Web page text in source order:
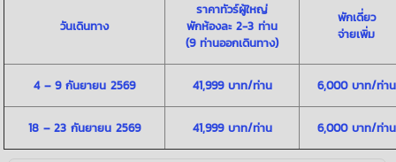
วันเดินทาง
ราคาทัวร์ผู้ใหญ่
พักห้องละ 2-3 ท่าน
(9 ท่านออกเดินทาง)
พักเดี่ยว
จ่ายเพิ่ม
4 – 9 กันยายน 2569 41,999 บาท/ท่าน 6,000 บาท/ท่าน
18 – 23 กันยายน 2569 41,999 บาท/ท่าน 6,000 บาท/ท่าน